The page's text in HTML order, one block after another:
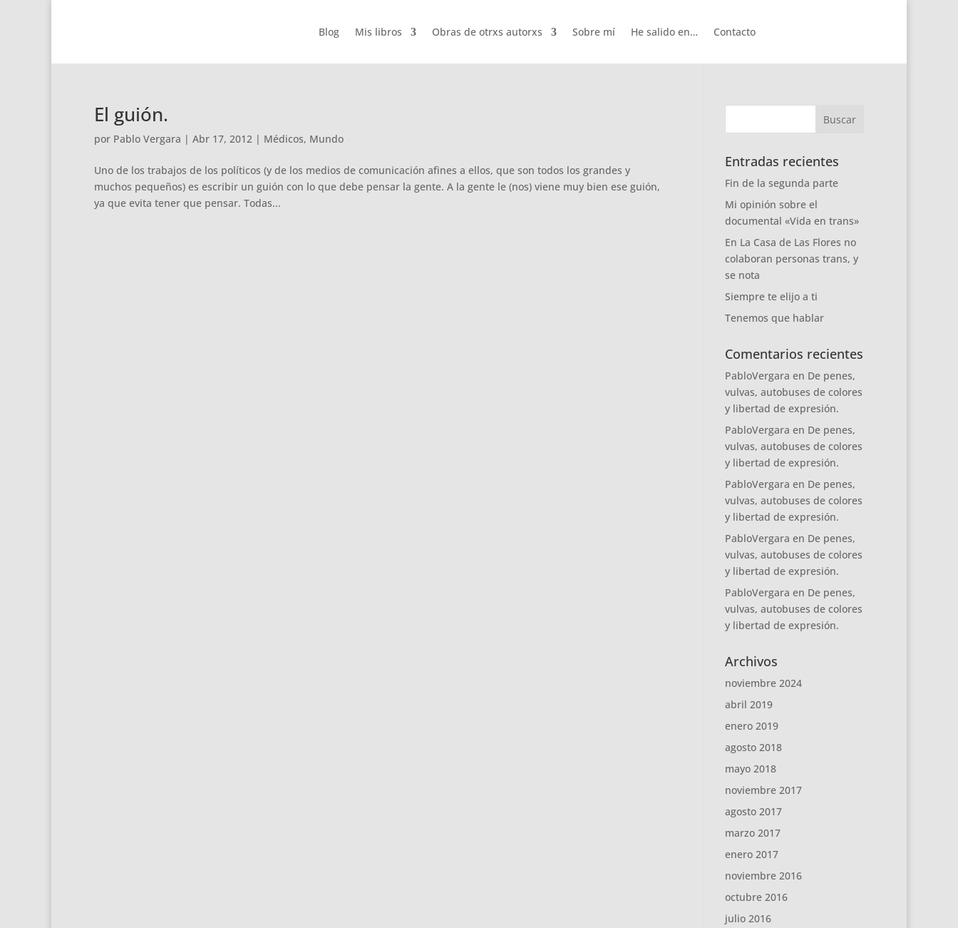
Blog Mis libros Obras de otrxs autorxs Sobre mí He salido en… Contacto
El guión.
por Pablo Vergara | Abr 17, 2012 | Médicos, Mundo
Uno de los trabajos de los políticos (y de los medios de comunicación afines a ellos, que son todos los grandes y
muchos pequeños) es escribir un guión con lo que debe pensar la gente. A la gente le (nos) viene muy bien ese guión,
ya que evita tener que pensar. Todas...
Entradas recientes
Fin de la segunda parte
Mi opinión sobre el
documental «Vida en trans»
En La Casa de Las Flores no
colaboran personas trans, y
se nota
Siempre te elijo a ti
Tenemos que hablar
Comentarios recientes
PabloVergara en De penes,
vulvas, autobuses de colores
y libertad de expresión.
PabloVergara en De penes,
vulvas, autobuses de colores
y libertad de expresión.
PabloVergara en De penes,
vulvas, autobuses de colores
y libertad de expresión.
PabloVergara en De penes,
vulvas, autobuses de colores
y libertad de expresión.
PabloVergara en De penes,
vulvas, autobuses de colores
y libertad de expresión.
Archivos
noviembre 2024
abril 2019
enero 2019
agosto 2018
mayo 2018
noviembre 2017
agosto 2017
marzo 2017
enero 2017
noviembre 2016
octubre 2016
julio 2016